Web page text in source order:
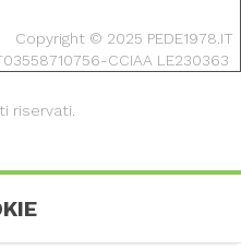
Copyright © 2025 PEDE1978.IT
CCIAA LE230363
riservati.